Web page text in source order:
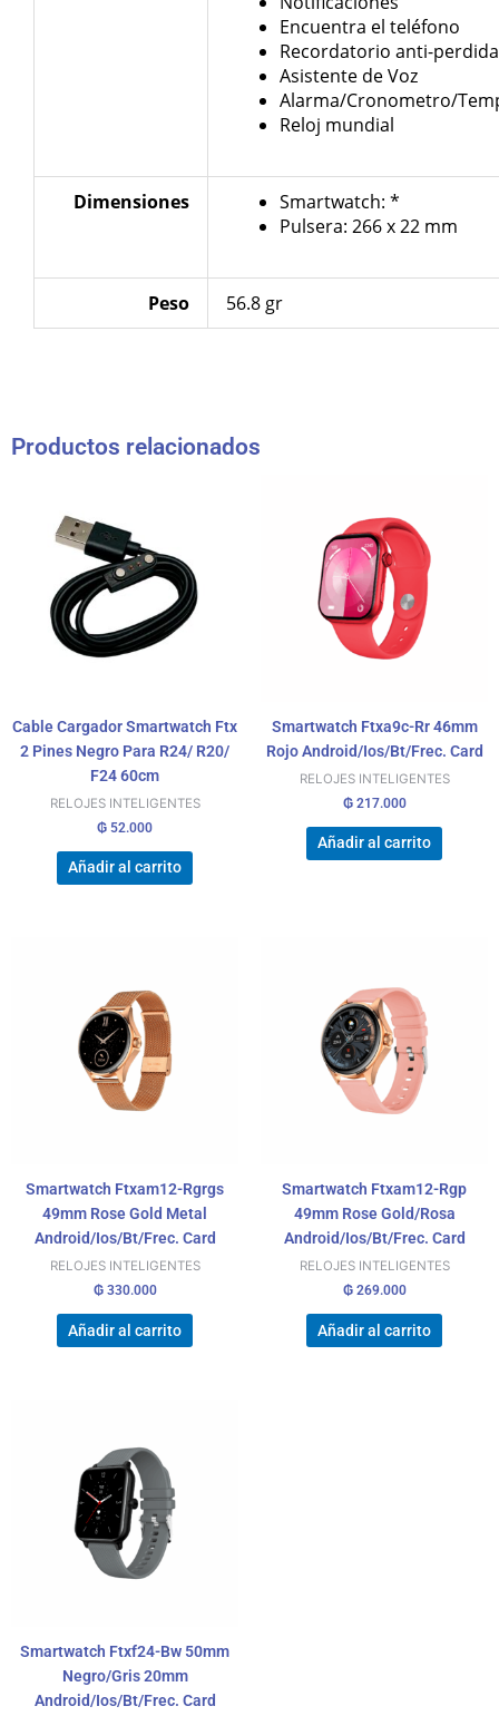
Encuentra el teléfono
Recordatorio anti-perdida
Asistente de Voz
Alarma/Cronometro/
Reloj mundial
Dimensiones
Smartwatch: *
Pulsera: 266 x 22 mm
Peso 56.8 gr
Productos relacionados
Cable Cargador Smartwatch Ftx
2 Pines Negro Para R24/ R20/
F24 60cm
RELOJES INTELIGENTES
₲ 52.000
Añadir al carrito
Smartwatch Ftxa9c-Rr 46mm
Rojo Android/Ios/Bt/Frec. Card
RELOJES INTELIGENTES
₲217.000
Añadir al carrito
Smartwatch Ftxam12-Rgrgs
49mm Rose Gold Metal
Android/Ios/Bt/Frec. Card
RELOJES INTELIGENTES
₲330.000
Añadir al carrito
Smartwatch Ftxam12-Rgp
49mm Rose Gold/Rosa
Android/Ios/Bt/Frec. Card
RELOJES INTELIGENTES
₲269.000
Añadir al carrito
Smartwatch Ftxf24-Bw 50mm
Negro/Gris 20mm
Android/Ios/Bt/Frec. Card